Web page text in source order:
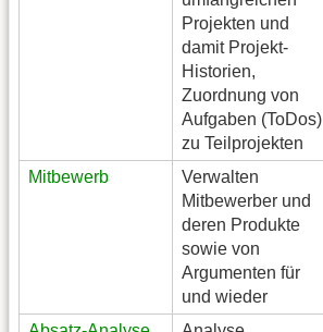
Projekten und
damit Projekt-
Historien,
Zuordnung von
Aufgaben (ToDos)
zu Teilprojekten
Mitbewerb
Verwalten
Mitbewerber und
deren Produkte
sowie von
Argumenten für
und wieder